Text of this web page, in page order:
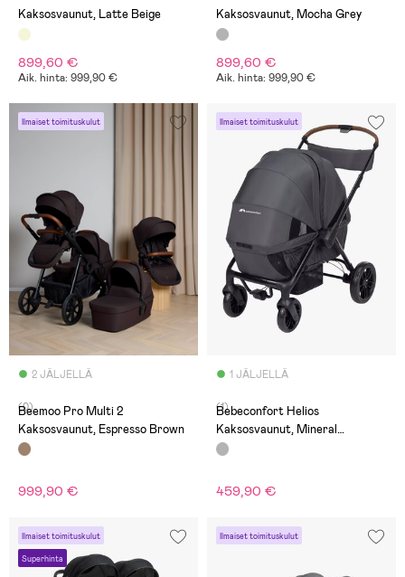
Kaksosvaunut, Latte Beige
899,60 €
Aik. hinta: 999,90 €
Kaksosvaunut, Mocha Grey
899,60 €
Aik. hinta: 999,90 €
Ilmaiset toimituskulut
2 JÄLJELLÄ
(0)
Beemoo Pro Multi 2
Kaksosvaunut, Espresso Brown
999,90 €
Ilmaiset toimituskulut
1 JÄLJELLÄ
(1)
Bebeconfort Helios
Kaksosvaunut, Mineral
Graphite
459,90 €
Ilmaiset toimituskulut
Superhinta
Ilmaiset toimituskulut